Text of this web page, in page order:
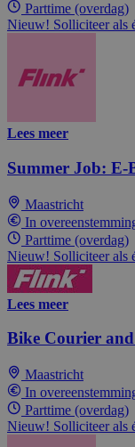
Parttime (overdag)
Nieuw! Solliciteer als
Lees meer
Summer Job: E-
Maastricht
In
Parttime (overdag)
Nieuw! Solliciteer als
Lees meer
Bike Courier
Maastricht
In
Parttime (overdag)
Nieuw! Solliciteer als